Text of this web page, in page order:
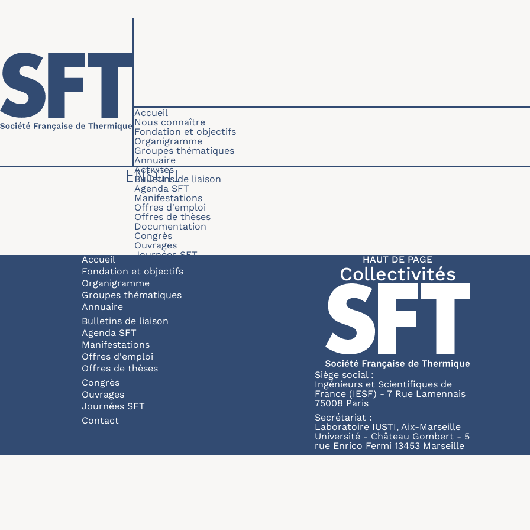
Navigation principale
Accueil
Nous connaître
Fondation et objectifs
Organigramme
Groupes thématiques
Annuaire
Activités
Bulletins de liaison
Agenda SFT
Manifestations
Offres d'emploi
Offres de thèses
Documentation
Congrès
Ouvrages
Journées SFT
ENSGTI
Navigation principale
Accueil
Fondation et objectifs
Organigramme
Groupes thématiques
Annuaire
Bulletins de liaison
Agenda SFT
Manifestations
Offres d'emploi
Offres de thèses
Congrès
Ouvrages
Journées SFT
Pied de page
Contact
HAUT DE PAGE
Collectivités
Siège social :
Ingénieurs et Scientifiques de
France (IESF) - 7 Rue Lamennais
75008 Paris
Secrétariat :
Laboratoire IUSTI, Aix-Marseille
Université - Château Gombert - 5
rue Enrico Fermi 13453 Marseille